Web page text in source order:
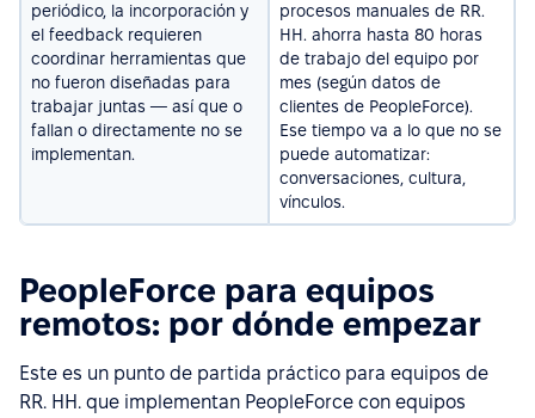
periódico, la incorporación y
el feedback requieren
coordinar herramientas que
no fueron diseñadas para
trabajar juntas — así que o
fallan o directamente no se
implementan.
procesos manuales de RR.
HH. ahorra hasta 80 horas
de trabajo del equipo por
mes (según datos de
clientes de PeopleForce).
Ese tiempo va a lo que no se
puede automatizar:
conversaciones, cultura,
vínculos.
PeopleForce para equipos
remotos: por dónde empezar
Este es un punto de partida práctico para equipos de
RR. HH. que implementan PeopleForce con equipos